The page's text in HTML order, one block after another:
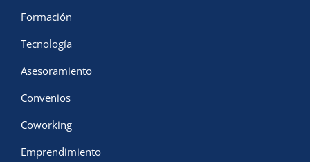
Formación
Tecnología
Asesoramiento
Convenios
Coworking
Emprendimiento